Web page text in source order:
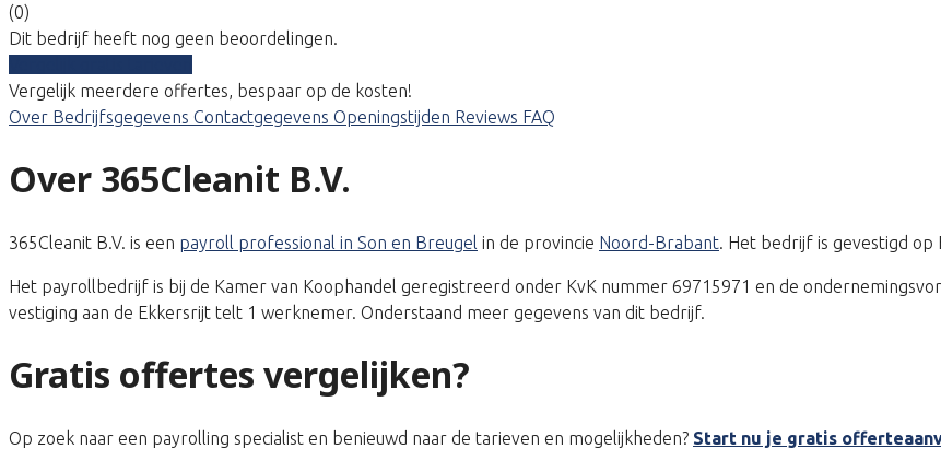
(0)
Dit bedrijf heeft nog geen beoordelingen.
Vergelijk meerdere offertes, bespaar op de kosten!
Over Bedrijfsgegevens Contactgegevens Openingstijden Reviews FAQ
Over 365Cleanit B.V.
365Cleanit B.V. is een payroll professional in Son en Breugel in de provincie Noord-Brabant. Het bedrijf is gevestigd op
Het payrollbedrijf is bij de Kamer van Koophandel geregistreerd onder KvK nummer 69715971 en de
vestiging aan de Ekkersrijt telt 1 werknemer. Onderstaand meer gegevens van dit bedrijf.
Gratis offertes vergelijken?
Op zoek naar een payrolling specialist en benieuwd naar de tarieven en mogelijkheden? Start nu je gratis